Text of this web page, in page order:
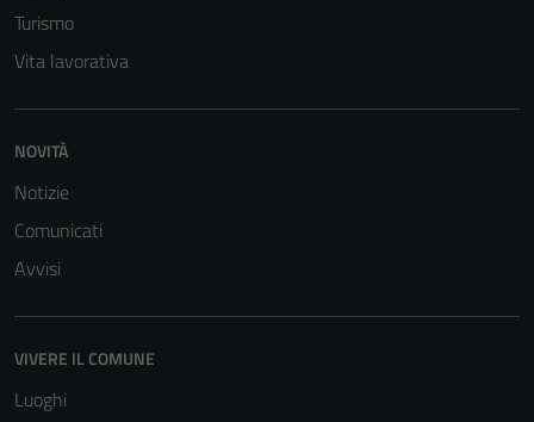
Turismo
Vita lavorativa
NOVITÀ
Notizie
Comunicati
Avvisi
VIVERE IL COMUNE
Luoghi